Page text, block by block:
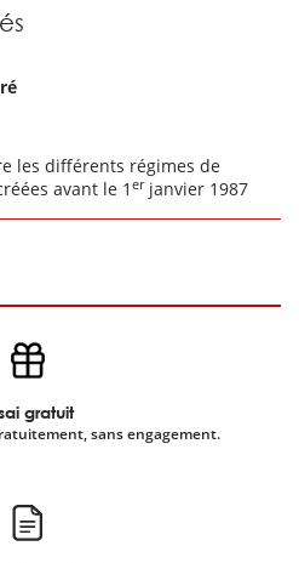
les différents régimes de
avant le 1 erjanvier 1987
gratuit
sans engagement.